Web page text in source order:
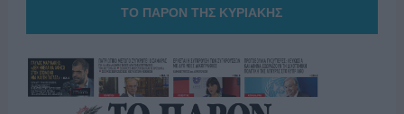
ΤΟ ΠΑΡΟΝ ΤΗΣ ΚΥΡΙΑΚΗΣ